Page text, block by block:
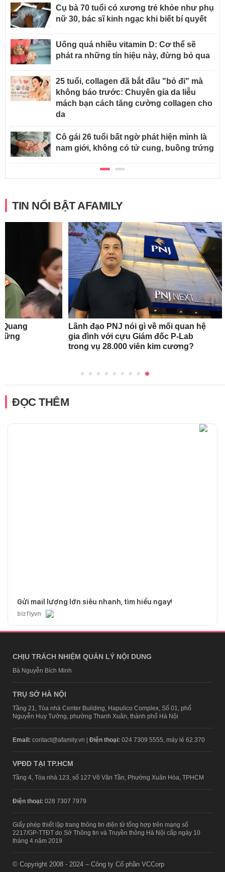
Cụ bà 70 tuổi có xương trẻ khỏe như phụ
nữ 30, bác sĩ kinh ngạc khi biết bí quyết
Uống quá nhiều vitamin D: Cơ thể sẽ
phát ra những tín hiệu này, đừng bỏ qua
25 tuổi, collagen đã bắt đầu "bỏ đi" mà
không báo trước: Chuyên gia da liễu
mách bạn cách tăng cường collagen cho
da
Cô gái 26 tuổi bất ngờ phát hiện mình là
nam giới, không có tử cung, buồng trứng
TIN NỔI BẬT AFAMILY
Lãnh đạo PNJ nói gì về mối quan hệ
gia đình với cựu Giám đốc P-Lab
trong vụ 28.000 viên kim cương?
ĐỌC THÊM
Gửi mail lượng lớn siêu nhanh, tìm hiểu ngay!
bizfly.vn
CHỊU TRÁCH NHIỆM QUẢN LÝ NỘI DUNG
Bà Nguyễn Bích Minh
TRỤ SỞ HÀ NỘI
Tầng 21, Tòa nhà Center Building, Hapulico Complex, Số 01, phố
Nguyễn Huy Tưởng, phường Thanh Xuân, thành phố Hà Nội
Email: contact@afamily.vn | Điện thoại: 024 7309 5555, máy lẻ 62.370
VPĐD TẠI TP.HCM
Tầng 4, Tòa nhà 123, số 127 Võ Văn Tần, Phường Xuân Hòa, TPHCM
Điện thoại: 028 7307 7979
Giấy phép thiết lập trang thông tin điện tử tổng hợp trên mạng số
2217/GP-TTĐT do Sở Thông tin và Truyền thông Hà Nội cấp ngày 10
tháng 4 năm 2019
© Copyright 2008 - 2024 – Công ty Cổ phần VCCorp